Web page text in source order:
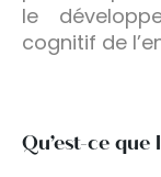
le
cognitif de
Qu’est-ce